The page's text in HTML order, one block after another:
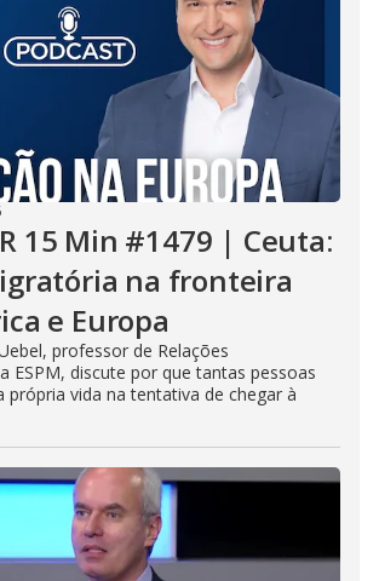
15 Min #1479 | Ceuta:
na fronteira
e Europa
professor de Relações
ESPM, discute por que tantas pessoas
própria vida na tentativa de chegar à